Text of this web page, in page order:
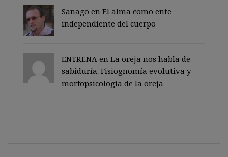
Sanago en El alma como ente
independiente del cuerpo
ENTRENA en La oreja nos habla de
sabiduría. Fisiognomía evolutiva y
morfopsicología de la oreja